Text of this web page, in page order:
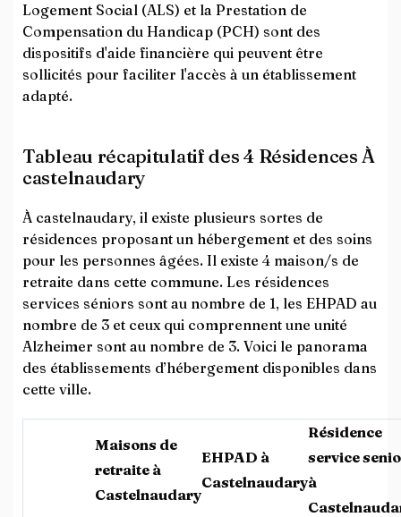
Logement Social (ALS) et la Prestation de
Compensation du Handicap (PCH) sont des
dispositifs d'aide financière qui peuvent être
sollicités pour faciliter l'accès à un établissement
adapté.
Tableau récapitulatif des 4 Résidences À
castelnaudary
À castelnaudary, il existe plusieurs sortes de
résidences proposant un hébergement et des soins
pour les personnes âgées. Il existe 4 maison/s de
retraite dans cette commune. Les résidences
services séniors sont au nombre de 1, les EHPAD au
nombre de 3 et ceux qui comprennent une unité
Alzheimer sont au nombre de 3. Voici le panorama
des établissements d’hébergement disponibles dans
cette ville.
Maisons de
retraite à
Castelnaudary
EHPAD à
Castelnaudary
Résidence
service
à